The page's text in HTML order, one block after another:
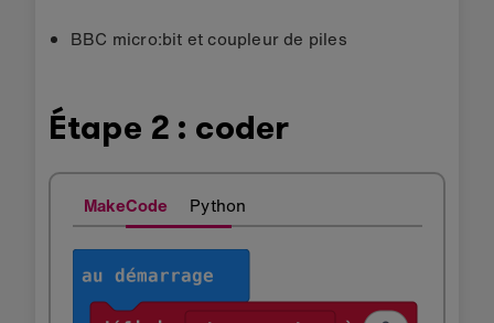
BBC micro:bit et coupleur de piles
Étape 2 : coder
MakeCode Python